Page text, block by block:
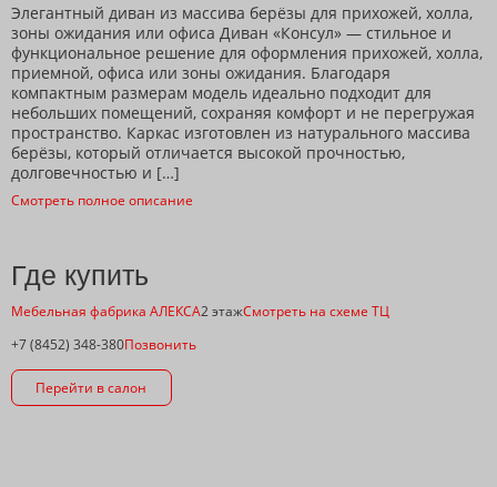
Элегантный диван из массива берёзы для прихожей, холла,
зоны ожидания или офиса Диван «Консул» — стильное и
функциональное решение для оформления прихожей, холла,
приемной, офиса или зоны ожидания. Благодаря
компактным размерам модель идеально подходит для
небольших помещений, сохраняя комфорт и не перегружая
пространство. Каркас изготовлен из натурального массива
берёзы, который отличается высокой прочностью,
долговечностью и […]
Смотреть полное описание
Где купить
Мебельная фабрика АЛЕКСА2 этажСмотреть на схеме ТЦ
+7 (8452) 348-380Позвонить
Перейти в салон